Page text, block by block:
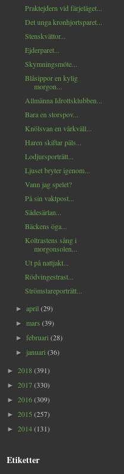
Praktejdern vid färjeläget...
Det unga kronhjortsparet...
Stenskvättor...
Ejderparet...
Skymningsmöte...
Blåsippor en kylig
morgon...
Allmänna Idrottsklubben...
Bara en storspov...
Knölsvan en vårkväll...
Haren skiftar päls...
Lodjursporträtt...
Ljuset bryter igenom...
Vann jag spelet?
På sin vaktpost...
Sädesärlan...
Bäckens öga...
Koltrastens sång i
morgonsolen...
Ut på nattjakt...
Rödvingestrast...
Strömstareporträtt...
►april(29)
►mars(39)
►februari(28)
► januari(36)
► 2018 (391)
► 2017(330)
► 2016(309)
► 2015 (257)
► 2014(131)
Etiketter